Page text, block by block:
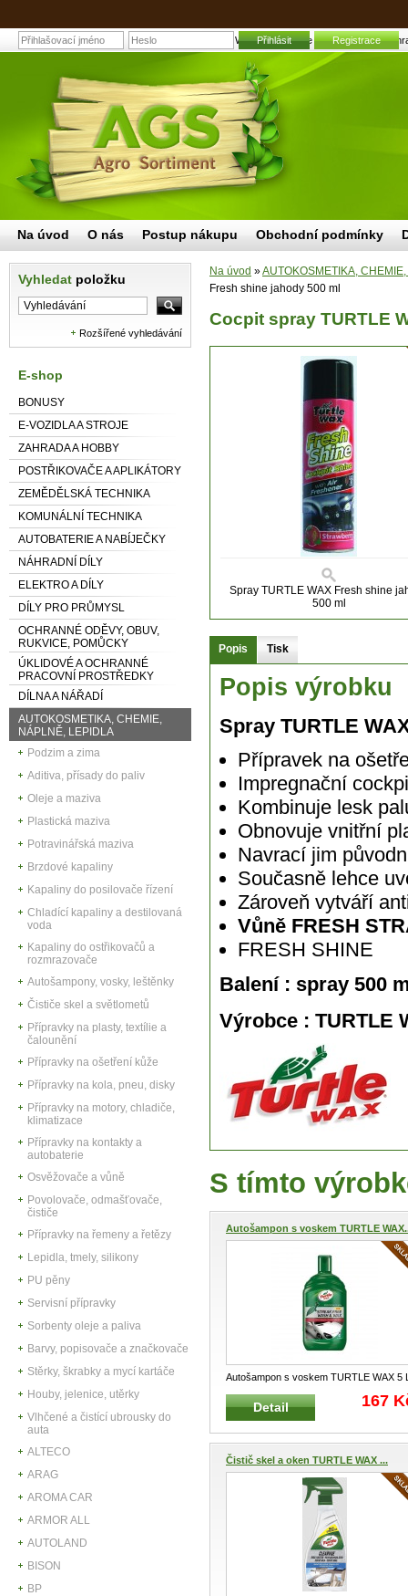
Cocpit spray TURTLE WAX Fresh shine jahody 500 ml |
Přihlásit Registrace
Vyhledat položku
Rozšířené vyhledávání
E-shop
BONUSY
E-VOZIDLA A STROJE
ZAHRADA A HOBBY
POSTŘIKOVAČE A APLIKÁTORY
ZEMĚDĚLSKÁ TECHNIKA
KOMUNÁLNÍ TECHNIKA
AUTOBATERIE A NABÍJEČKY
NÁHRADNÍ DÍLY
ELEKTRO A DÍLY
DÍLY PRO PRŮMYSL
OCHRANNÉ ODĚVY, OBUV,
RUKVICE, POMŮCKY
ÚKLIDOVÉ A OCHRANNÉ
PRACOVNÍ PROSTŘEDKY
DÍLNA A NÁŘADÍ
AUTOKOSMETIKA, CHEMIE,
NÁPLNĚ, LEPIDLA
Podzim a zima
Aditiva, přísady do paliv
Oleje a maziva
Plastická maziva
Potravinářská maziva
Brzdové kapaliny
Kapaliny do posilovače řízení
Chladící kapaliny a destilovaná
voda
Kapaliny do ostřikovačů a
rozmrazovače
Autošampony, vosky, leštěnky
Čističe skel a světlometů
Přípravky na plasty, textílie a
čalounění
Přípravky na ošetření kůže
Přípravky na kola, pneu, disky
Přípravky na motory, chladiče,
klimatizace
Přípravky na kontakty a
autobaterie
Osvěžovače a vůně
Povolovače, odmašťovače,
čističe
Přípravky na řemeny a řetězy
Lepidla, tmely, silikony
PU pěny
Servisní přípravky
Sorbenty oleje a paliva
Barvy, popisovače a značkovače
Stěrky, škrabky a mycí kartáče
Houby, jelenice, utěrky
Vlhčené a čistící ubrousky do
auta
ALTECO
ARAG
AROMA CAR
ARMOR ALL
AUTOLAND
BISON
BP
Na úvod »AUTOKOSMETIKA,
Fresh shine jahody 500 ml
Cocpit spray TURTLE
Spray TURTLE WAX Fresh shine
500 ml
Popis Tisk
Popis výrobku
Spray TURTLE
Přípravek na
Impregnační
Kombinuje lesk
Obnovuje vnitřní
Navrací jim
Současně lehce
Zároveň vytváří
Vůně FRESH
FRESH SHINE
Balení : spray 500
Výrobce : TURTLE
S tímto
Autošampon s voskem TURTLE
Autošampon s voskem TURTLE WAX 5
Profesionální univerzální příprave...
Detail 167
Čistič skel a oken TURTLE WAX ...
Na úvod O nás Postup nákupu Obchodní podmínky